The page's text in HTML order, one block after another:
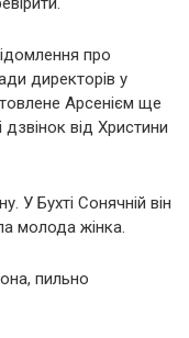
про
директорів у
Арсенієм ще
від Христини
У Бухті Сонячній він
молода жінка.
пильно